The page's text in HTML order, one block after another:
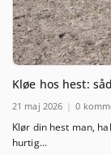
Kløe hos hest:
21 maj 2026 0
Klør din hest man,
hurtig...